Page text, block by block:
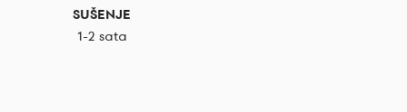
SUŠENJE
1-2 sata